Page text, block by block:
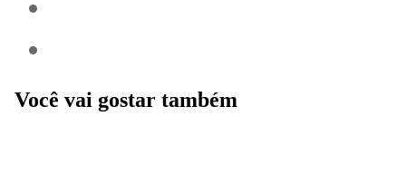
Você vai gostar também